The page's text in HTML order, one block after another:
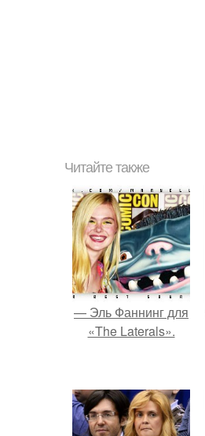
Читайте также
— Эль Фаннинг для
«The Laterals».